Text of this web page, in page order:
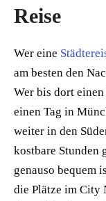
Reise
Wer eine
am besten den
Wer bis dort
einen Tag in
weiter in den
kostbare Stunden
genauso bequem
die Plätze im City